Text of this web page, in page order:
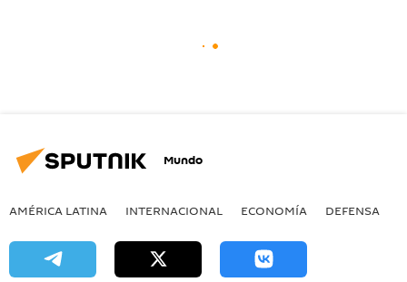
Mundo
AMÉRICA LATINA INTERNACIONAL ECONOMÍA DEFENSA